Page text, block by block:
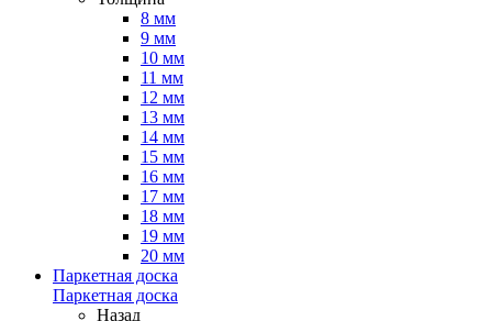
8 мм
9 мм
10 мм
11 мм
12 мм
13 мм
14 мм
15 мм
16 мм
17 мм
18 мм
19 мм
20 мм
Паркетная доска
Паркетная доска
Назад